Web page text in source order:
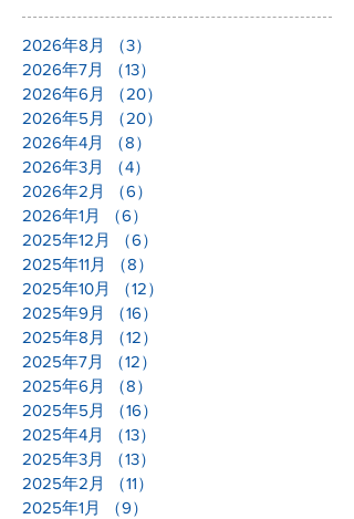
2026年8月 （3）
2026年7月
（13）
2026年6月
（20）
2026年5月
（20）
2026年4月
（8）
2026年3月
（4）
2026年2月
（6）
2026年1月
（6）
2025年12月
（6）
2025年11月
（8）
2025年10月
（12）
2025年9月
（16）
2025年8月
（12）
2025年7月
（12）
2025年6月
（8）
2025年5月
（16）
2025年4月
（13）
2025年3月
（13）
2025年2月
（11）
2025年1月
（9）